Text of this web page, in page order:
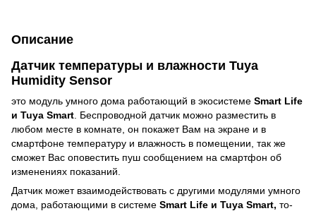
Описание
Датчик температуры и влажности Tuya
Humidity Sensor
это модуль умного дома работающий в экосистеме Smart Life
и Tuya Smart . Беспроводной датчик можно разместить в
любом месте в комнате, он покажет Вам на экране и в
смартфоне температуру и влажность в помещении, так же
сможет Вас оповестить пуш сообщением на смартфон об
изменениях показаний.
Датчик может взаимодействовать с другими модулями умного
дома, работающими в системе Smart Life и Tuya Smart, то-